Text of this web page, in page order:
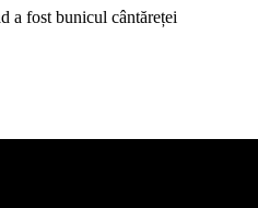
a fost bunicul cântăreței